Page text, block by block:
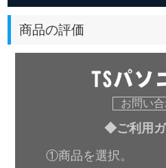
商品の評価
お問い
◆ご利用
①商品を選択。